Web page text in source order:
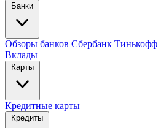
Банки
Обзоры банков Сбербанк Тинькофф
Вклады
Карты
Кредитные карты
Кредиты